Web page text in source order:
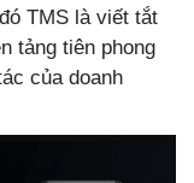
TMS là viết tắt
tảng tiên phong
của doanh